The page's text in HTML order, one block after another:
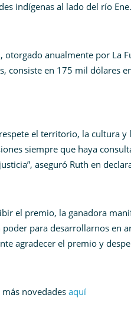
indígenas al lado del río Ene.
otorgado anualmente por La
consiste en 175 mil dólares
el territorio, la cultura
siempre que haya
aseguró Ruth en
el premio, la ganadora
poder para desarrollarnos en
agradecer el premio y
novedades aquí